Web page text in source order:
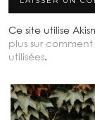
Ce site utilise
plus sur
utilisées.